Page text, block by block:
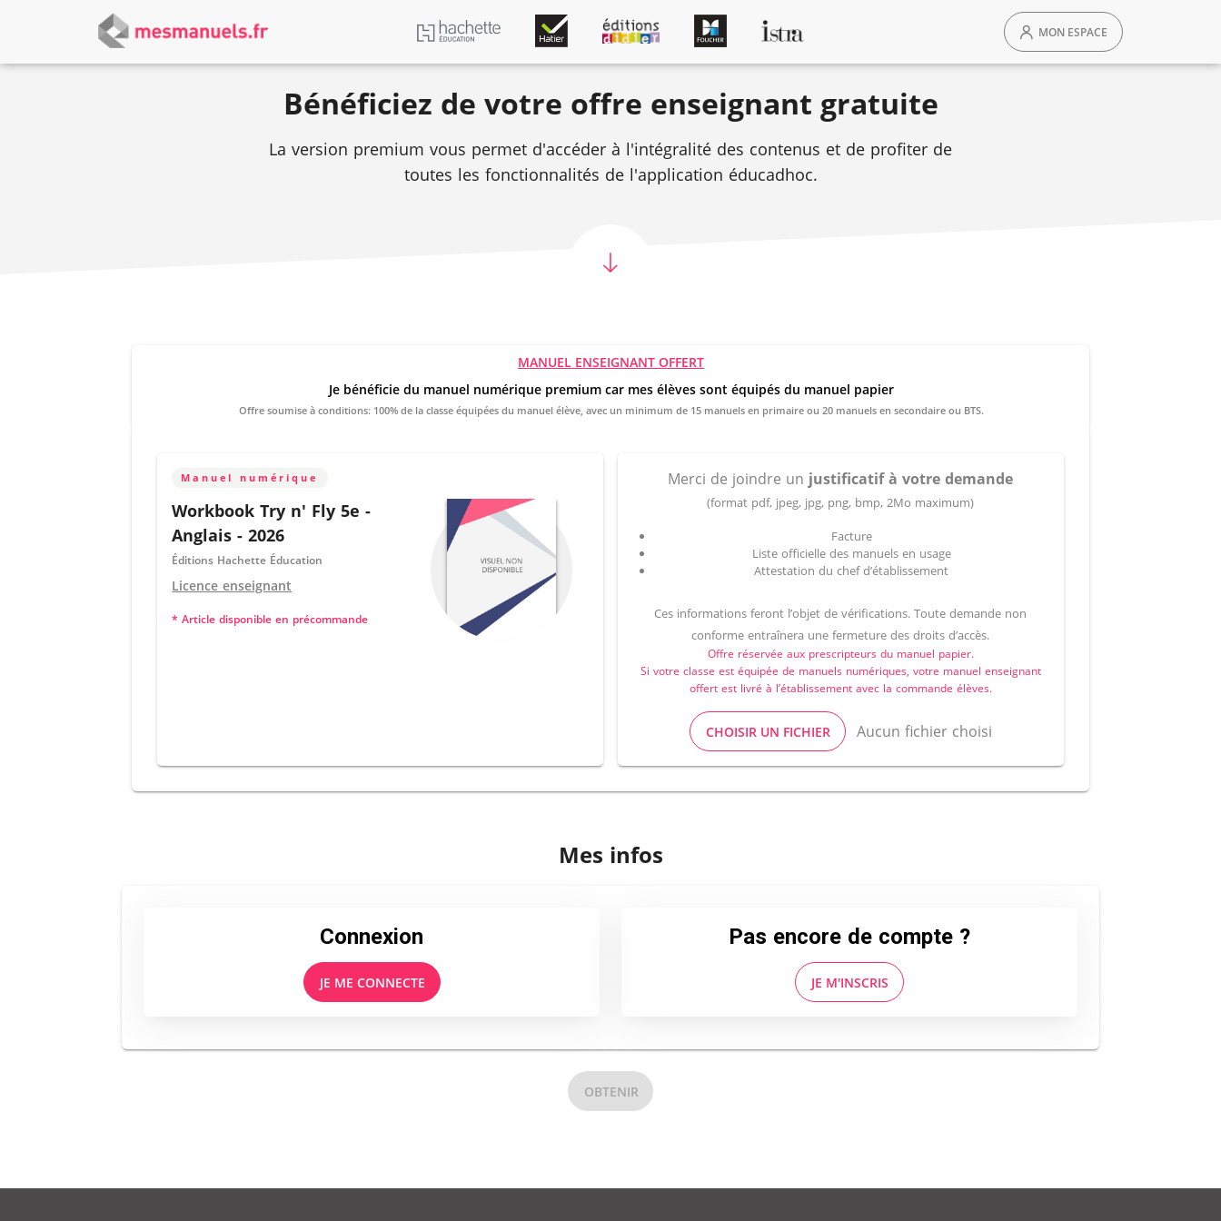
MON ESPACE
Bénéficiez de votre offre enseignant gratuite
La version premium vous permet d'accéder à l'intégralité des contenus et de profiter de
toutes les fonctionnalités de l'application éducadhoc.
MANUEL ENSEIGNANT OFFERT
Je bénéficie du manuel numérique premium car mes élèves sont équipés du manuel papier
Offre soumise à conditions: 100% de la classe équipées du manuel élève, avec un minimum de 15 manuels en primaire ou 20 manuels en secondaire ou BTS.
Manuel numérique
Workbook Try n' Fly 5e -
Anglais - 2026
Éditions Hachette Éducation
Licence enseignant
* Article disponible en précommande
Merci de joindre un justificatif à votre demande
(format pdf, jpeg, jpg, png, bmp, 2Mo maximum)
Facture
Liste officielle des manuels en usage
Attestation du chef d’établissement
Ces informations feront l’objet de vérifications. Toute demande non
conforme entraînera une fermeture des droits d’accès.
Offre réservée aux prescripteurs du manuel papier.
Si votre classe est équipée de manuels numériques, votre manuel enseignant
offert est livré à l’établissement avec la commande élèves.
CHOISIR UN FICHIER Aucun fichier choisi
Mes infos
Connexion
JE ME CONNECTE
Pas encore de compte ?
JE M'INSCRIS
OBTENIR